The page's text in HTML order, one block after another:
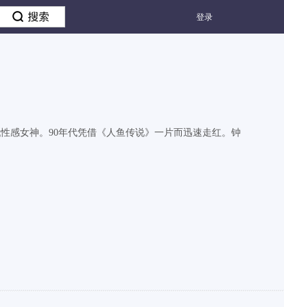
登录
感女神。90年代凭借《人鱼传说》一片而迅速走红。钟